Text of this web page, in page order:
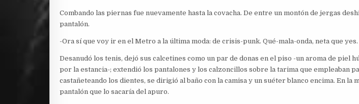
Combando las piernas fue nuevamente hasta la covacha. De entre un montón de jergas
pantalón.
-Ora sí que voy ir en el Metro a la última moda: de crisis-punk. Qué-mala-onda, neta que yes.
Desanudó los tenis, dejó sus calcetines como un par de donas en el piso -un aroma de piel
por la estancia-; extendió los pantalones y los calzoncillos sobre la tarima que empleaban
castañeteando los dientes, se dirigió al baño con la camisa y un suéter blanco encima. En la
pantalón que lo sacaría del apuro.